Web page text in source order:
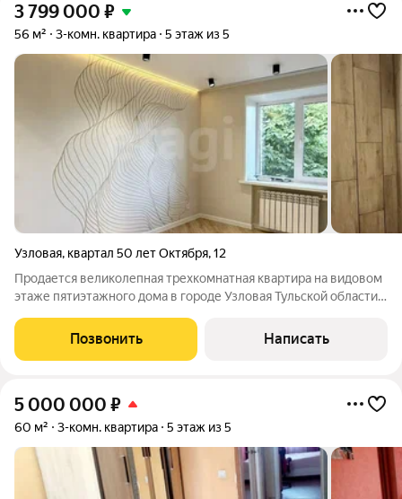
3 799 000 ₽
56 м² 3-комн. квартира 5 этаж из 5
Узловая, квартал 50 лет Октября,12
Продается великолепная трехкомнатная квартира на видовом
этаже пятиэтажного дома в городе Узловая Тульской области!
пастельных тонах, полная готовность 10.07.2026. В квартире
никто не проживал, все новое!
Позвонить Написать
5 000 000 ₽
60 м² 3-комн. квартира 5 этаж из 5